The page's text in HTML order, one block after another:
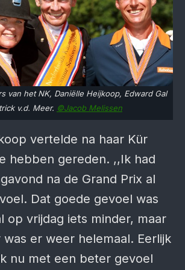
van het NK, Daniëlle Heijkoop, Edward Gal
v.d. Meer. ©Jacob Melissen
vertelde na haar Kür
hebben gereden. ,,Ik had
na de Grand Prix al
Dat goede gevoel was
op vrijdag iets minder, maar
was er weer helemaal. Eerlijk
nu met een beter gevoel